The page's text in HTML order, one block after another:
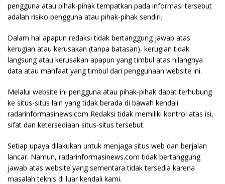
pengguna atau pihak-pihak tempatkan pada informasi tersebut
adalah risiko pengguna atau pihak-pihak sendiri.
Dalam hal apapun redaksi tidak bertanggung jawab atas
kerugian atau kerusakan (tanpa batasan), kerugian tidak
langsung atau kerusakan apapun yang timbul atas hilangnya
data atau manfaat yang timbul dari penggunaan website ini.
Melalui website ini pengguna atau pihak-pihak dapat terhubung
ke situs-situs lain yang tidak berada di bawah kendali
radarinformasinews.com Redaksi tidak memiliki kontrol atas isi,
sifat dan ketersediaan situs-situs tersebut.
Setiap upaya dilakukan untuk menjaga situs web dan berjalan
lancar. Namun, radarinformasinews.com tidak bertanggung
jawab atas website yang sementara tidak tersedia karena
masalah teknis di luar kendali kami.